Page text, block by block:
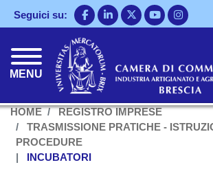
Salta
al
Seguici su:
MENU
HOME
REGISTRO IMPRESE
TRASMISSIONE PRATICHE -
PROCEDURE
INCUBATORI